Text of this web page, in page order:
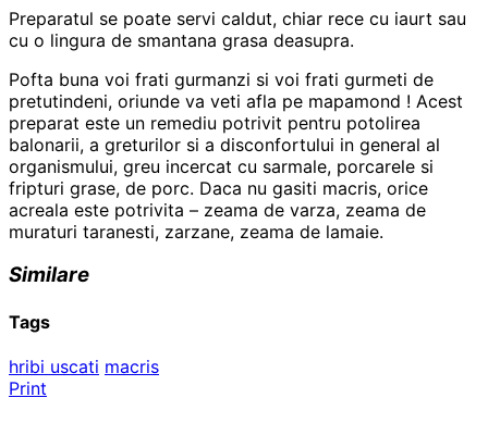
Preparatul se poate servi caldut, chiar rece cu iaurt sau
cu o lingura de smantana grasa deasupra.
Pofta buna voi frati gurmanzi si voi frati gurmeti de
pretutindeni, oriunde va veti afla pe mapamond ! Acest
preparat este un remediu potrivit pentru potolirea
balonarii, a greturilor si a disconfortului in general al
organismului, greu incercat cu sarmale, porcarele si
fripturi grase, de porc. Daca nu gasiti macris, orice
acreala este potrivita – zeama de varza, zeama de
muraturi taranesti, zarzane, zeama de lamaie.
Similare
Tags
hribi uscati macris
Print